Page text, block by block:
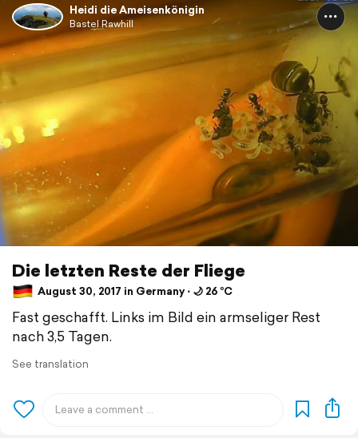
Heidi die Ameisenkönigin
Bastel Rawhill
Die letzten Reste der Fliege
August 30, 2017 in Germany ⋅ 🌙 26 °C
Fast geschafft. Links im Bild ein armseliger Rest
nach 3,5 Tagen.
See translation